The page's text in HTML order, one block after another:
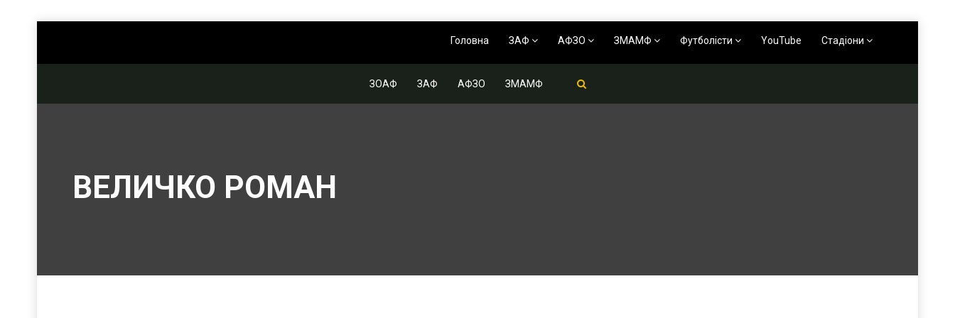
Головна ЗАФ АФЗО ЗМАМФ Футболісти YouTube Стадіони
ЗОАФ ЗАФ АФЗО ЗМАМФ
ВЕЛИЧКО РОМАН